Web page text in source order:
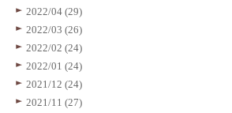
2022/04 (29)
2022/03 (26)
2022/02 (24)
2022/01 (24)
2021/12 (24)
2021/11 (27)